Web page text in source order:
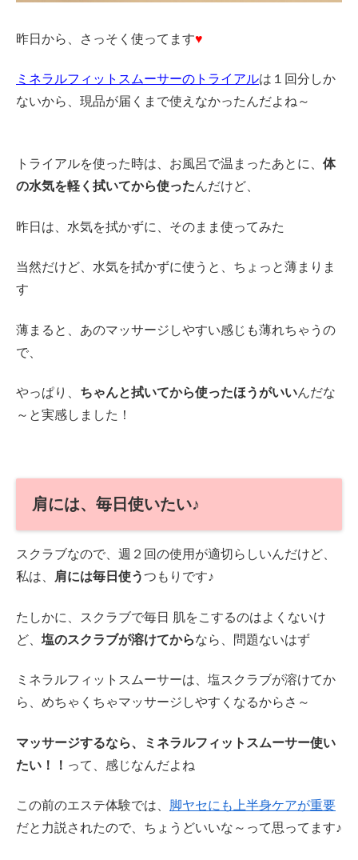
昨日から、さっそく使ってます♥
ミネラルフィットスムーサーのトライアルは１回分しか
ないから、現品が届くまで使えなかったんだよね～
トライアルを使った時は、お風呂で温まったあとに、 体
の水気を軽く拭いてから使ったんだけど、
昨日は、水気を拭かずに、そのまま使ってみた
当然だけど、水気を拭かずに使うと、ちょっと薄まりま
す
薄まると、あのマッサージしやすい感じも薄れちゃうの
で、
やっぱり、 ちゃんと拭いてから使ったほうがいいんだな
～と実感しました！
肩には、毎日使いたい♪
スクラブなので、週２回の使用が適切らしいんだけど、
私は、
肩には毎日使うつもりです♪
たしかに、スクラブで毎日 肌をこするのはよくないけ
ど、 塩のスクラブが溶けてからなら、問題ないはず
ミネラルフィットスムーサーは、塩スクラブが溶けてか
ら、めちゃくちゃマッサージしやすくなるからさ～
マッサージするなら、ミネラルフィットスムーサー使い
たい！！ って、感じなんだよね
この前のエステ体験では、
脚ヤセにも上半身ケアが重要
だと力説されたので、ちょうどいいな～って思ってます♪